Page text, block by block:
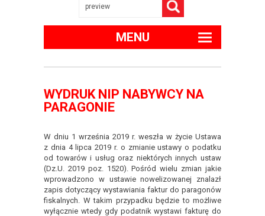
MENU
WYDRUK NIP NABYWCY NA
PARAGONIE
W dniu 1 września 2019 r. weszła w życie Ustawa
z dnia 4 lipca 2019 r. o zmianie ustawy o podatku
od towarów i usług oraz niektórych innych ustaw
(Dz.U. 2019 poz. 1520). Pośród wielu zmian jakie
wprowadzono w ustawie nowelizowanej znalazł
zapis dotyczący wystawiania faktur do paragonów
fiskalnych. W takim przypadku będzie to możliwe
wyłącznie wtedy gdy podatnik wystawi fakturę do